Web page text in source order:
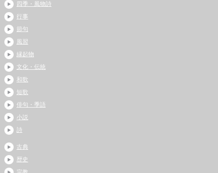
四季・風物詩
行事
節句
風習
縁起物
文化・伝統
和歌
短歌
俳句・季語
小説
詩
古典
歴史